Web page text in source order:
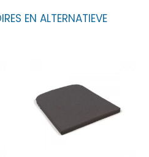
EN ALTERNATIEVE